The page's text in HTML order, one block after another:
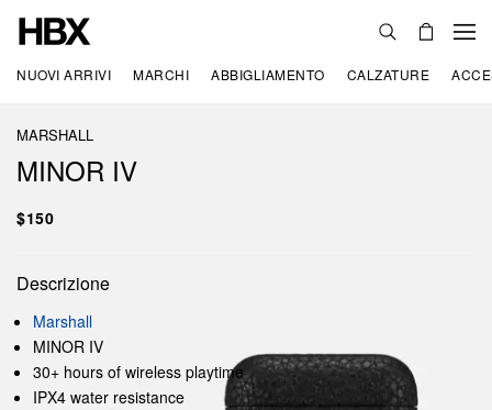
NUOVI ARRIVI MARCHI ABBIGLIAMENTO CALZATURE
MARSHALL
MINOR IV
$150
Descrizione
Marshall
MINOR IV
30+ hours of wireless playtime
IPX4 water resistance